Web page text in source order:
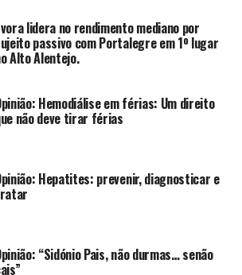
lidera no rendimento mediano por
passivo com Portalegre em 1º lugar
Alto Alentejo.
Hemodiálise em férias: Um direito
não deve tirar férias
Hepatites: prevenir, diagnosticar e
“Sidónio Pais, não durmas… senão